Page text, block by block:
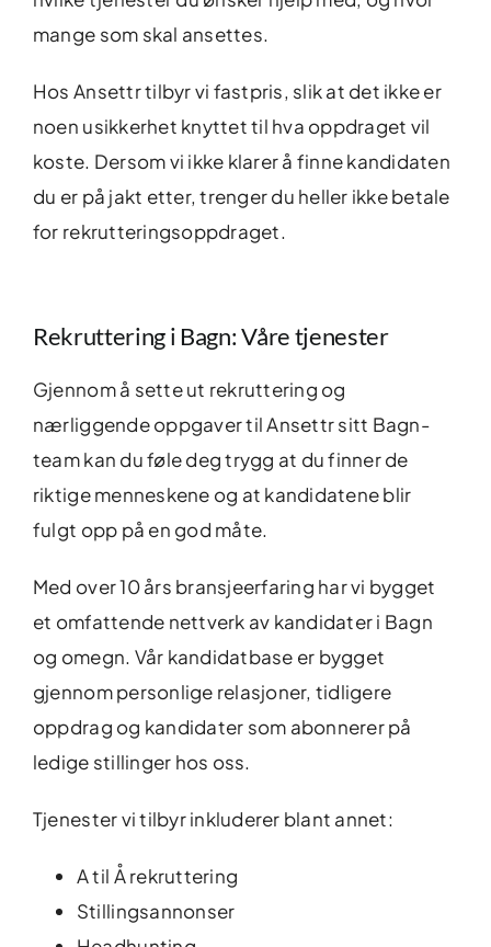
mange som skal ansettes.
Hos Ansettr tilbyr vi fastpris, slik at det ikke er
noen usikkerhet knyttet til hva oppdraget vil
koste. Dersom vi ikke klarer å finne kandidaten
du er på jakt etter, trenger du heller ikke betale
for rekrutteringsoppdraget.
Rekruttering i Bagn: Våre tjenester
Gjennom å sette ut rekruttering og
nærliggende oppgaver til Ansettr sitt Bagn-
team kan du føle deg trygg at du finner de
riktige menneskene og at kandidatene blir
fulgt opp på en god måte.
Med over 10 års bransjeerfaring har vi bygget
et omfattende nettverk av kandidater i Bagn
og omegn. Vår kandidatbase er bygget
gjennom personlige relasjoner, tidligere
oppdrag og kandidater som abonnerer på
ledige stillinger hos oss.
Tjenester vi tilbyr inkluderer blant annet:
A til Å rekruttering
Stillingsannonser